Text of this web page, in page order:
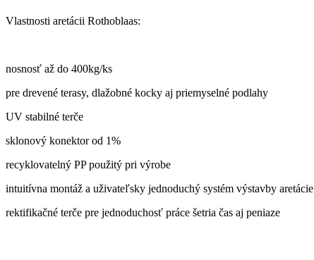
Vlastnosti aretácii Rothoblaas:
nosnosť až do 400kg/ks
pre drevené terasy, dlažobné kocky aj priemyselné podlahy
UV stabilné terče
sklonový konektor od 1%
recyklovatelný PP použitý pri výrobe
intuitívna montáž a uživateľsky jednoduchý systém výstavby aretácie
rektifikačné terče pre jednoduchosť práce šetria čas aj peniaze